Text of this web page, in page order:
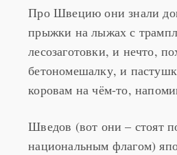
Про Швецию они знали
прыжки на лыжах с
лесозаготовки, и нечто,
бетономешалку, и
коровам на чём-то,
Шведов (вот они – стоят
национальным флагом)